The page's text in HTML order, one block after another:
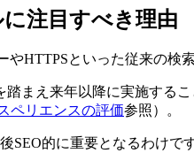
注目すべき理由
やHTTPSといった従来の
まえ来年以降に実施する
ペリエンスの評価参照）。
SEO的に重要となるわけで